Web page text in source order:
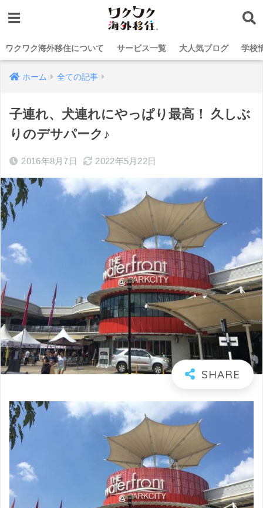
ワクワク海外移住について サービス一覧 大人気ブログ 学校
ホーム 全ての記事
子連れ、犬連れにやっぱり最高！ 久しぶ
りのデサパーク♪
2016年8月7日 2022年5月22日